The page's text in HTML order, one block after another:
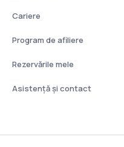
Cariere
Program de afiliere
Rezervările mele
Asistenţă şi contact